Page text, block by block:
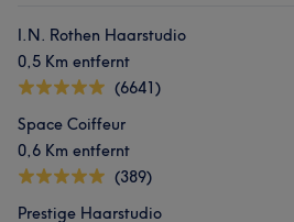
I.N. Rothen Haarstudio
0,5 Km entfernt
(6641)
Space Coiffeur
0,6 Km entfernt
(389)
Prestige Haarstudio